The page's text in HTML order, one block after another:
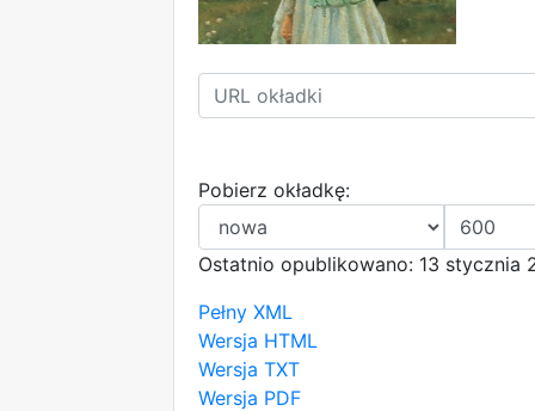
Pobierz okładkę:
Ostatnio opublikowano: 13 stycznia
Pełny XML
Wersja HTML
Wersja TXT
Wersja PDF